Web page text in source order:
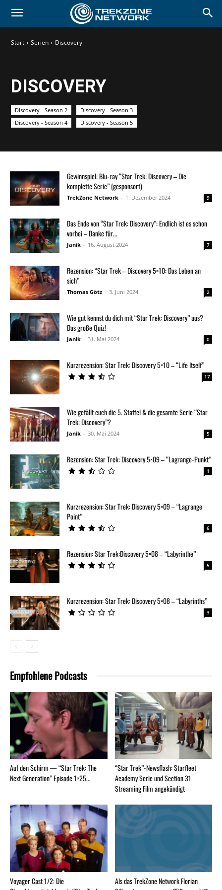
Start Serien Discovery
DISCOVERY
Discovery - Season 2
Discovery - Season 3
Discovery - Season 4
Discovery - Season 5
Gewinnspiel: Blu-ray “Star Trek: Discovery – Die
komplette Serie” (gesponsort)
TrekZone Network - 1. Dezember 2024 9
Das Ende von “Star Trek: Discovery”: Endlich ist es schon
vorbei – Danke für...
Janik - 16. August 2024 7
Rezension: “Star Trek – Discovery 5×10: Das Leben an
sich”
Thomas Götz - 3. Juni 2024 2
Wie gut kennst du dich mit “Star Trek: Discovery” aus?
Das große Quiz!
Janik - 31. Mai 2024 0
Kurzrezension: Star Trek: Discovery 5×10 – “Life Itself”
17
Wie gefällt euch die 5. Staffel & die gesamte Serie “Star
Trek: Discovery”?
Janik - 30. Mai 2024 5
Rezension: Star Trek: Discovery 5×09 – “Lagrange-Punkt”
1
Kurzrezension: Star Trek: Discovery 5×09 – “Lagrange
Point”
6
Rezension: Star Trek:Discovery 5×08 – “Labyrinthe”
5
Kurzrezension: Star Trek: Discovery 5×08 – “Labyrinths”
3
Empfohlene Podcasts
Auf den Schirm — “Star Trek: The
Next Generation” Episode 1×25...
“Star Trek”-Newsflash: Starfleet
Academy Serie und Section 31
Streaming Film angekündigt
Voyager Cast 1/2: Die
Als das TrekZone Network Florian